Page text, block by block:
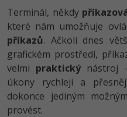
UML a návrhové
React
Spring
ASP.NET MVC
HTML / CSS
UML a návrhové
MySQL/MariaDB
MS-SQL
Tester
Systémový
Grafik / UX/UI
3D grafik
Swift -80%
Kotlin -80%
C -80%
VB.NET
UX
Business
Kryptoměny -25%
-30%
Terminál, někdy
které nám umožňuje
příkazů. Ačkoli dnes
grafickém prostředí,
velmi praktickýnástroj
úkony rychleji a
dokonce jediným
provést.